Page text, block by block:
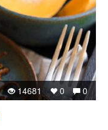
0
0
14681